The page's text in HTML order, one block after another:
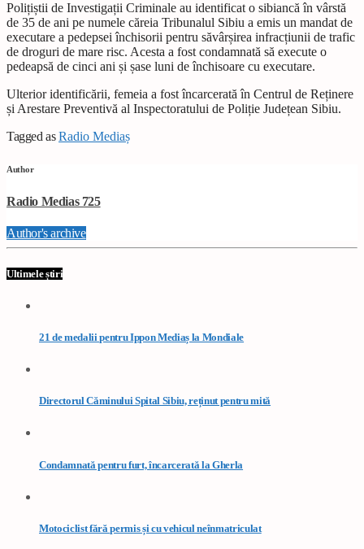
Polițiștii de Investigații Criminale au identificat o sibiancă în vârstă
de 35 de ani pe numele căreia Tribunalul Sibiu a emis un mandat de
executare a pedepsei închisorii pentru săvârșirea infracțiunii de trafic
de droguri de mare risc. Acesta a fost condamnată să execute o
pedeapsă de cinci ani și șase luni de închisoare cu executare.
Ulterior identificării, femeia a fost încarcerată în Centrul de Reținere
și Arestare Preventivă al Inspectoratului de Poliție Județean Sibiu.
Tagged asRadio Mediaș
Author
Radio Medias 725
Author's archive
Ultimele știri
21 de medalii pentru Ippon Mediaș la Mondiale
Directorul Căminului Spital Sibiu, reținut pentru mită
Condamnată pentru furt, încarcerată la Gherla
Motociclist fără permis și cu vehicul neînmatriculat